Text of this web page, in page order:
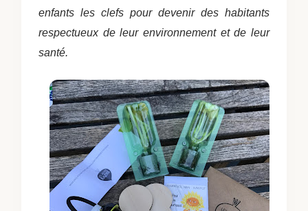
enfants les clefs pour devenir des habitants
respectueux de leur environnement et de leur
santé.